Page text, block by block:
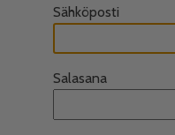
Sähköposti
Salasana